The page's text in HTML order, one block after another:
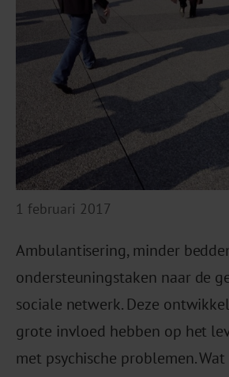
1 februari 2017
Ambulantisering, minder
ondersteuningstaken naar de
sociale netwerk. Deze
grote invloed hebben op het
met psychische problemen.